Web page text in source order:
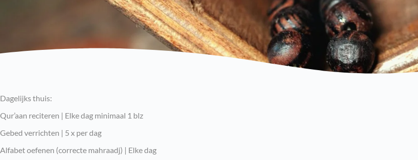
Dagelijks thuis:
Qur’aan reciteren | Elke dag minimaal 1 blz
Gebed verrichten | 5 x per dag
Alfabet oefenen (correcte mahraadj) | Elke dag